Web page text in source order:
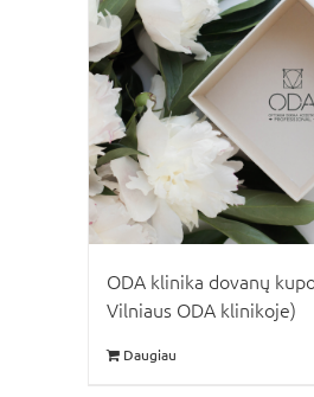
ODA klinika dovanų
Vilniaus ODA klinikoje)
Daugiau